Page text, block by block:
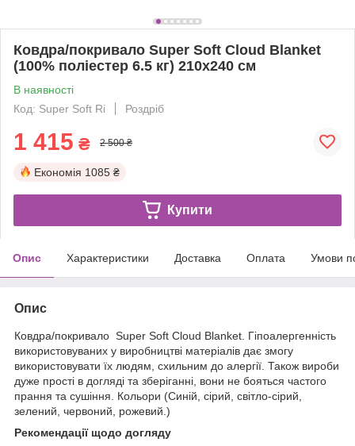
Ковдра/покривало Super Soft Cloud Blanket
(100% поліестер 6.5 кг) 210х240 см
В наявності
Код: Super Soft Ri
Роздріб
1 415 ₴ 2 500 ₴
Економія 1085 ₴
Купити
Опис Характеристики Доставка Оплата Умови
Опис
Ковдра/покривало Super Soft Cloud Blanket. Гіпоалергенність
використовуваних у виробництві матеріалів дає змогу
використовувати їх людям, схильним до алергії. Також вироби
дуже прості в догляді та зберіганні, вони не бояться частого
прання та сушіння. Кольори (Синій, сірий, світло-сірий,
зелений, червоний, рожевий.)
Рекомендації щодо догляду